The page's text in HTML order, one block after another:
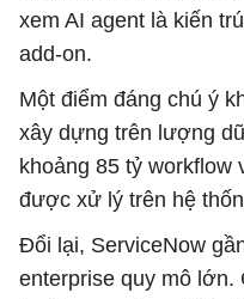
xem AI agent là kiến
add-on.
Một điểm đáng chú ý
xây dựng trên lượng
khoảng 85 tỷ workflow
được xử lý trên hệ
Đổi lại, ServiceNow
enterprise quy mô lớn.